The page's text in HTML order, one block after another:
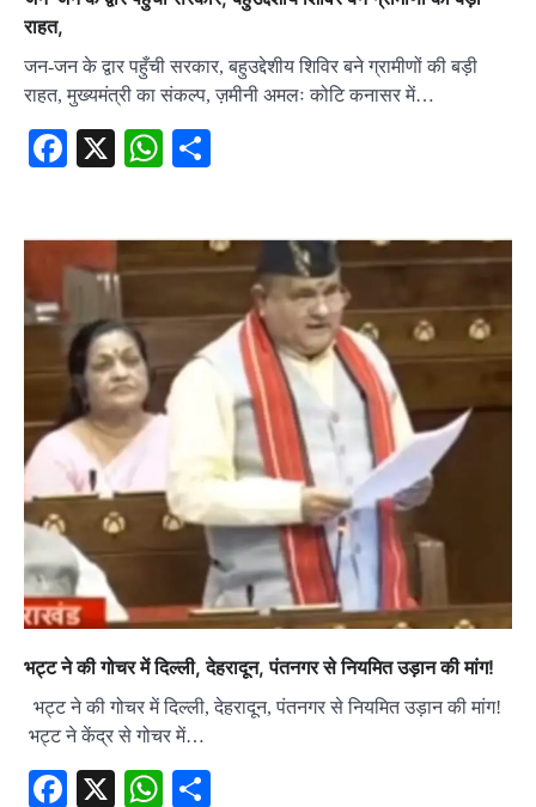
राहत,
जन-जन के द्वार पहुँची सरकार, बहुउद्देशीय शिविर बने ग्रामीणों की बड़ी
राहत, मुख्यमंत्री का संकल्प, ज़मीनी अमलः कोटि कनासर में…
Facebook
X WhatsApp
भट्ट ने की गोचर में दिल्ली, देहरादून, पंतनगर से नियमित उड़ान की मांग!
भट्ट ने की गोचर में दिल्ली, देहरादून, पंतनगर से नियमित उड़ान की मांग!
भट्ट ने केंद्र से गोचर में…
Facebook
X WhatsApp